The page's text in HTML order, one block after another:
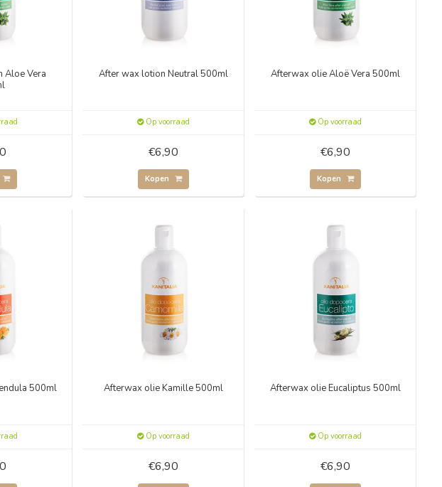
Aloe Vera
After wax lotion Neutral 500ml
Op voorraad
€6,90
Kopen
Afterwax olie Aloë Vera 500ml
Op voorraad
€6,90
Kopen
500ml Afterwax olie Kamille 500ml
Op voorraad
€6,90
Afterwax olie Eucaliptus 500ml
Op voorraad
€6,90